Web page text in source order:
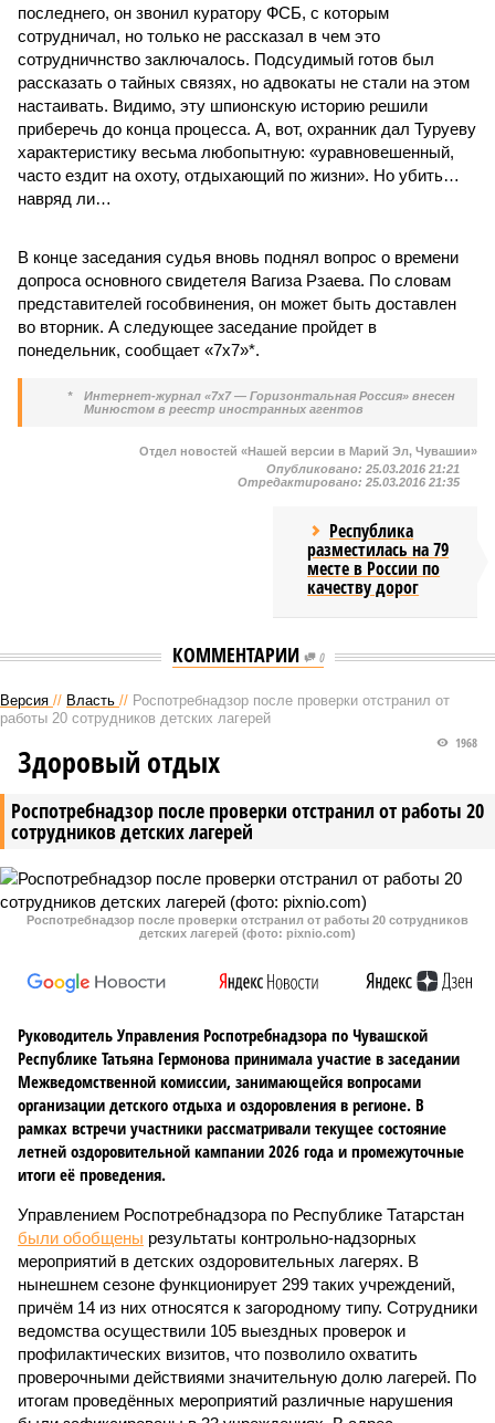
последнего, он звонил куратору ФСБ, с которым
сотрудничал, но только не рассказал в чем это
сотрудничнство заключалось. Подсудимый готов был
рассказать о тайных связях, но адвокаты не стали на этом
настаивать. Видимо, эту шпионскую историю решили
приберечь до конца процесса. А, вот, охранник дал Туруеву
характеристику весьма любопытную: «уравновешенный,
часто ездит на охоту, отдыхающий по жизни». Но убить…
навряд ли…
В конце заседания судья вновь поднял вопрос о времени
допроса основного свидетеля Вагиза Рзаева. По словам
представителей гособвинения, он может быть доставлен
во вторник. А следующее заседание пройдет в
понедельник, сообщает «7х7»*.
*
Интернет-журнал «7х7 — Горизонтальная Россия» внесен
Минюстом в реестр иностранных агентов
Отдел новостей «Нашей версии в Марий Эл, Чувашии»
Опубликовано: 25.03.2016 21:21
Отредактировано: 25.03.2016 21:35
Республика
разместилась на 79
месте в России по
качеству дорог
КОММЕНТАРИИ 0
Версия // Власть // Роспотребнадзор после проверки отстранил от
работы 20 сотрудников детских лагерей
Роспотребнадзор после проверки отстранил от работы 20
сотрудников детских лагерей
1968
Здоровый отдых
Роспотребнадзор после проверки отстранил от работы 20 сотрудников
детских лагерей (фото: pixnio.com)
Руководитель Управления Роспотребнадзора по Чувашской
Республике Татьяна Гермонова принимала участие в заседании
Межведомственной комиссии, занимающейся вопросами
организации детского отдыха и оздоровления в регионе. В
рамках встречи участники рассматривали текущее состояние
летней оздоровительной кампании 2026 года и промежуточные
итоги её проведения.
Управлением Роспотребнадзора по Республике Татарстан
были обобщены результаты контрольно-надзорных
мероприятий в детских оздоровительных лагерях. В
нынешнем сезоне функционирует 299 таких учреждений,
причём 14 из них относятся к загородному типу. Сотрудники
ведомства осуществили 105 выездных проверок и
профилактических визитов, что позволило охватить
проверочными действиями значительную долю лагерей. По
итогам проведённых мероприятий различные нарушения